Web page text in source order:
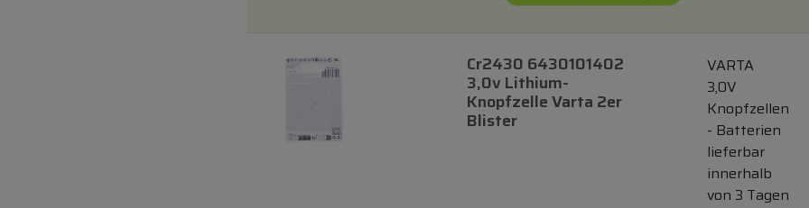
Cr2430 6430101402
3,0v Lithium-
Knopfzelle Varta 2er
Blister
VARTA
3,0V
Knopfzellen
- Batterien
lieferbar
innerhalb
von 3 Tagen